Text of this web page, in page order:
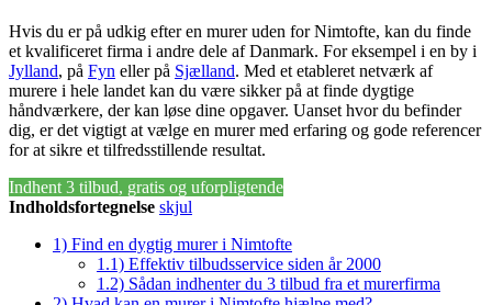
Hvis du er på udkig efter en murer uden for Nimtofte, kan du finde
et kvalificeret firma i andre dele af Danmark. For eksempel i en by i
Jylland, på Fyn eller på Sjælland. Med et etableret netværk af
murere i hele landet kan du være sikker på at finde dygtige
håndværkere, der kan løse dine opgaver. Uanset hvor du befinder
dig, er det vigtigt at vælge en murer med erfaring og gode referencer
for at sikre et tilfredsstillende resultat.
Indhent 3 tilbud, gratis og uforpligtende
Indholdsfortegnelse skjul
1) Find en dygtig murer i Nimtofte
1.1) Effektiv tilbudsservice siden år 2000
1.2) Sådan indhenter du 3 tilbud fra et murerfirma